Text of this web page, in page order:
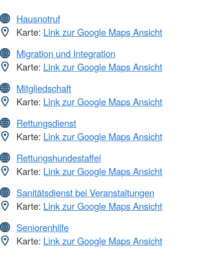
Hausnotruf
Karte: Link zur Google Maps Ansicht
Migration und Integration
Karte: Link zur Google Maps Ansicht
Mitgliedschaft
Karte: Link zur Google Maps Ansicht
Rettungsdienst
Karte: Link zur Google Maps Ansicht
Rettungshundestaffel
Karte: Link zur Google Maps Ansicht
Sanitätsdienst bei Veranstaltungen
Karte: Link zur Google Maps Ansicht
Seniorenhilfe
Karte: Link zur Google Maps Ansicht